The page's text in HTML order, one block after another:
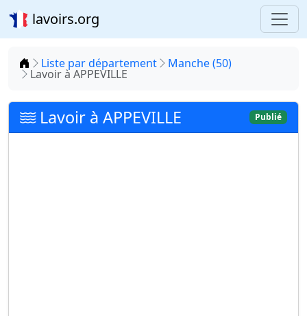
lavoirs.org
Accueil
Liste par département Manche (50)
Lavoir à APPEVILLE
Lavoir à APPEVILLE Publié